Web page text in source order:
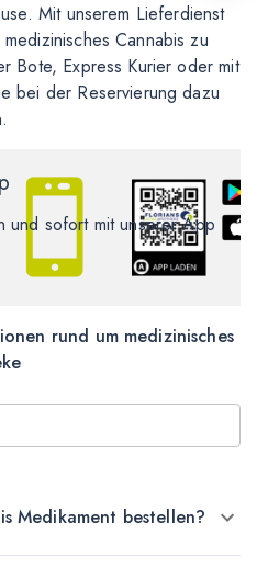
Mit unserem Lieferdienst
Cannabis zu
Bote, Express Kurier oder mit
bei der Reservierung dazu
und sofort mit unserer App
rund um medizinisches
Medikament bestellen?